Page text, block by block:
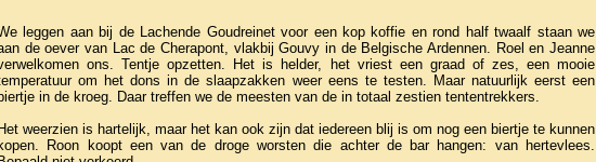
leggen aan bij de Lachende Goudreinet voor een kop koffie en rond half twaalf staan we
de oever van Lac de Cherapont, vlakbij Gouvy in de Belgische Ardennen. Roel en Jeanne
ons. Tentje opzetten. Het is helder, het vriest een graad of zes, een mooie
om het dons in de slaapzakken weer eens te testen. Maar natuurlijk eerst een
biertje in de kroeg. Daar treffen we de meesten van de in totaal zestien tententrekkers.
Het weerzien is hartelijk, maar het kan ook zijn dat iedereen blij is om nog een biertje te kunnen
kopen. Roon koopt een van de droge worsten die achter de bar hangen: van hertevlees.